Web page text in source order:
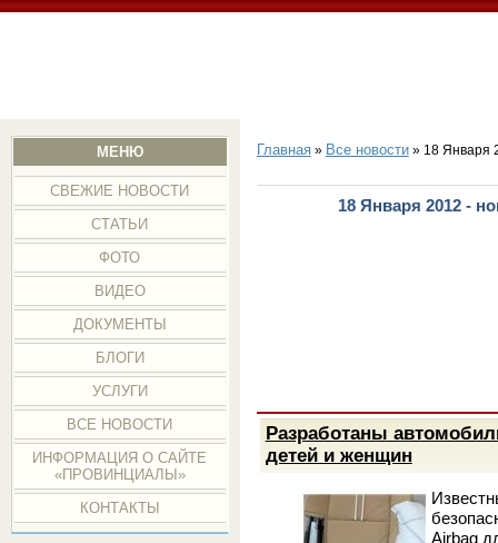
МЕНЮ
СВЕЖИЕ НОВОСТИ
СТАТЬИ
ФОТО
ВИДЕО
ДОКУМЕНТЫ
БЛОГИ
УСЛУГИ
ВСЕ НОВОСТИ
ИНФОРМАЦИЯ О САЙТЕ
«ПРОВИНЦИАЛЫ»
КОНТАКТЫ
Главная» Все новости» 18 Января
18 Января 2012 -
Разработаны
детей и женщин
Airbag